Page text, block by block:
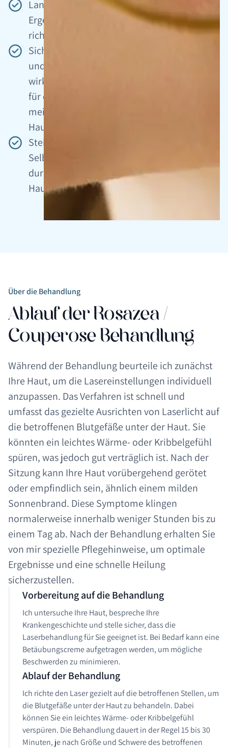
Langanhaltende
Ergebnisse bei
richtiger Pflege
Sicher
und
wirksam
für die
meisten
Hauttypen
Steigert Ihr
Selbstbewusstsein
durch ein klares
Hautbild
Über die Behandlung
Ablauf der Rosazea /
Couperose Behandlung
Während der Behandlung beurteile ich zunächst
Ihre Haut, um die Lasereinstellungen individuell
anzupassen. Das Verfahren ist schnell und
umfasst das gezielte Ausrichten von Laserlicht auf
die betroffenen Blutgefäße unter der Haut. Sie
könnten ein leichtes Wärme- oder Kribbelgefühl
spüren, was jedoch gut verträglich ist. Nach der
Sitzung kann Ihre Haut vorübergehend gerötet
oder empfindlich sein, ähnlich einem milden
Sonnenbrand. Diese Symptome klingen
normalerweise innerhalb weniger Stunden bis zu
einem Tag ab. Nach der Behandlung erhalten Sie
von mir spezielle Pflegehinweise, um optimale
Ergebnisse und eine schnelle Heilung
sicherzustellen.
Vorbereitung auf die Behandlung
Ich untersuche Ihre Haut, bespreche Ihre
Krankengeschichte und stelle sicher, dass die
Laserbehandlung für Sie geeignet ist. Bei Bedarf kann eine
Betäubungscreme aufgetragen werden, um mögliche
Beschwerden zu minimieren.
Ablauf der Behandlung
Ich richte den Laser gezielt auf die betroffenen Stellen, um
die Blutgefäße unter der Haut zu behandeln. Dabei
können Sie ein leichtes Wärme- oder Kribbelgefühl
verspüren. Die Behandlung dauert in der Regel 15 bis 30
Minuten, je nach Größe und Schwere des betroffenen